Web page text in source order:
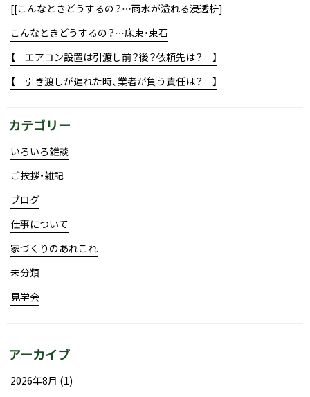
[[こんなときどうするの？…雨水が溢れる浸透枡]
こんなときどうするの？…床束・束石
【 エアコン設置は引渡し前？後？依頼先は？ 】
【 引き渡しが遅れた時、業者が負う責任は？ 】
カテゴリー
いろいろ雑談
ご挨拶・雑記
ブログ
仕事について
家づくりのあれこれ
未分類
見学会
アーカイブ
2026年8月 (1)